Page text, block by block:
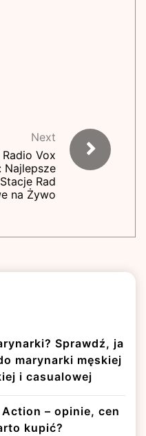
Next
Radio Vox
Najlepsze
Rad
na Żywo
Sprawdź, ja
marynarki męskiej
i casualowej
– opinie, cen
kupić?